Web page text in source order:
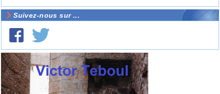
Suivez-nous sur ...